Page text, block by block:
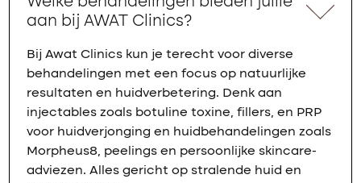
aan bij AWAT Clinics?
Bij Awat Clinics kun je terecht voor diverse
behandelingen met een focus op natuurlijke
resultaten en huidverbetering. Denk aan
injectables zoals botuline toxine, fillers, en PRP
voor huidverjonging en huidbehandelingen zoals
Morpheus8, peelings en persoonlijke skincare-
adviezen. Alles gericht op stralende huid en